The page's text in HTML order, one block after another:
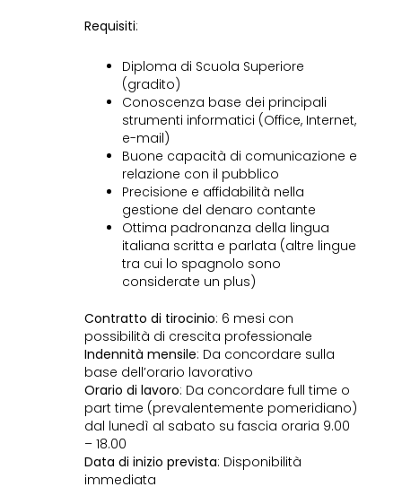
Requisiti:
Diploma di Scuola Superiore
(gradito)
Conoscenza base dei principali
strumenti informatici (Office, Internet,
e-mail)
Buone capacità di comunicazione e
relazione con il pubblico
Precisione e affidabilità nella
gestione del denaro contante
Ottima padronanza della lingua
italiana scritta e parlata (altre lingue
tra cui lo spagnolo sono
considerate un plus)
Contratto di tirocinio: 6 mesi con
possibilità di crescita professionale
Indennità mensile: Da concordare sulla
base dell’orario lavorativo
Orario di lavoro: Da concordare full time o
part time (prevalentemente pomeridiano)
dal lunedì al sabato su fascia oraria 9.00
– 18.00
Data di inizio prevista: Disponibilità
immediata